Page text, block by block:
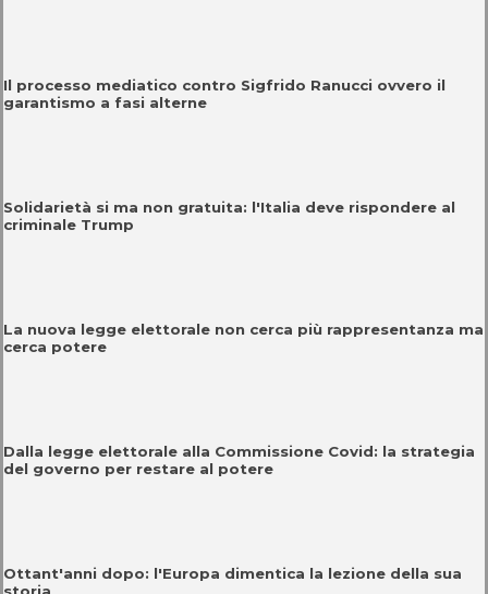
Il processo mediatico contro Sigfrido Ranucci ovvero il
garantismo a fasi alterne
Solidarietà si ma non gratuita: l'Italia deve rispondere al
criminale Trump
La nuova legge elettorale non cerca più rappresentanza ma
cerca potere
Dalla legge elettorale alla Commissione Covid: la strategia
del governo per restare al potere
Ottant'anni dopo: l'Europa dimentica la lezione della sua